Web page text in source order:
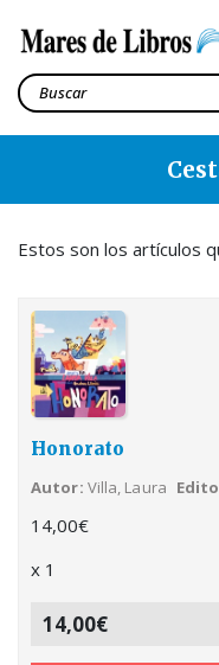
Estos son los artículos
Honorato
Autor Villa, Laura
14,00€
x 1
14,00€